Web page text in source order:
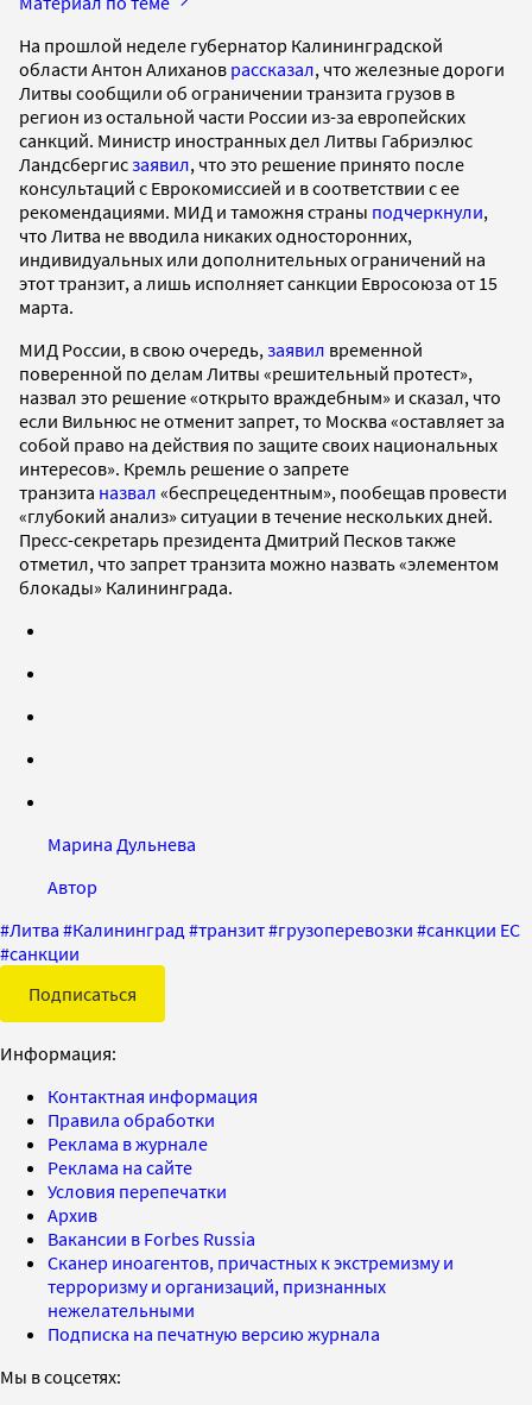
На прошлой неделе губернатор Калининградской
области Антон Алиханов рассказал, что железные дороги
Литвы сообщили об ограничении транзита грузов в
регион из остальной части России из-за европейских
санкций. Министр иностранных дел Литвы Габриэлюс
Ландсбергисзаявил, что это решение принято после
консультаций с Еврокомиссией и в соответствии с ее
рекомендациями. МИД и таможня страны подчеркнули,
что Литва не вводила никаких односторонних,
индивидуальных или дополнительных ограничений на
этот транзит, а лишь исполняет санкции Евросоюза от 15
марта.
МИД России, в свою очередь, заявил временной
поверенной по делам Литвы «решительный протест»,
назвал это решение «открыто враждебным» и сказал, что
если Вильнюс не отменит запрет, то Москва «оставляет за
собой право на действия по защите своих национальных
интересов». Кремль решение о запрете
транзита назвал «беспрецедентным», пообещав провести
«глубокий анализ» ситуации в течение нескольких дней.
Пресс-секретарь президента Дмитрий Песков также
отметил, что запрет транзита можно назвать «элементом
блокады» Калининграда.
Марина Дульнева
Автор
#Литва #Калининград #транзит#грузоперевозки #санкции ЕС
#санкции
Подписаться
Информация:
Контактная информация
Правила обработки
Реклама в журнале
Реклама на сайте
Условия перепечатки
Архив
Вакансии в Forbes Russia
Сканер иноагентов, причастных к экстремизму и
терроризму и организаций, признанных
нежелательными
Подписка на печатную версию журнала
Мы в соцсетях: